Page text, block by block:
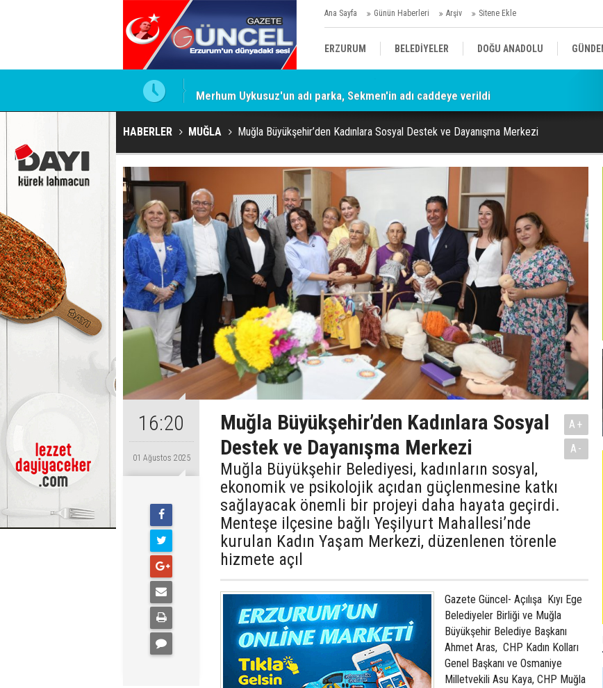
Ana Sayfa Günün Haberleri Arşiv Sitene Ekle
ERZURUM BELEDİYELER DOĞU ANADOLU
SİYASET AFAD/ SAVAŞ SPOR
KÜLTÜR/SANAT//MAĞAZİN BODRUM
Merhum Uykusuz'un adı parka, Sekmen'in adı caddeye verildi
HABERLER MUĞLA Muğla Büyükşehir’den Kadınlara Sosyal Destek ve Dayanışma Merkezi
16:20
01 Ağustos 2025
Muğla Büyükşehir’den Kadınlara Sosyal
Destek ve Dayanışma Merkezi
Muğla Büyükşehir Belediyesi, kadınların sosyal,
ekonomik ve psikolojik açıdan güçlenmesine katkı
sağlayacak önemli bir projeyi daha hayata geçirdi.
Menteşe ilçesine bağlı Yeşilyurt Mahallesi’nde
kurulan Kadın Yaşam Merkezi, düzenlenen törenle
hizmete açıl
A+
A-
Gazete Güncel- Açılışa Kıyı Ege
Belediyeler Birliği ve Muğla
Büyükşehir Belediye Başkanı
Ahmet Aras, CHP Kadın Kolları
Genel Başkanı ve Osmaniye
Milletvekili Asu Kaya, CHP Muğla